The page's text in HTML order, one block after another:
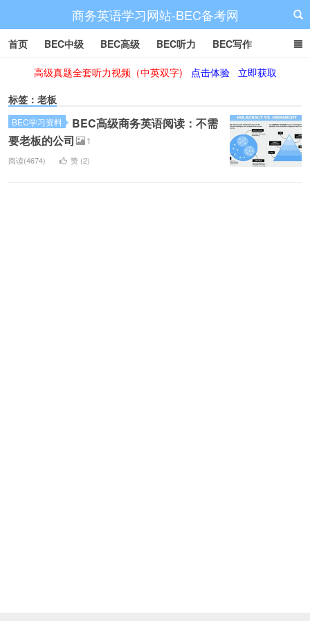
商务英语学习网站-BEC备考网
首页 BEC中级 BEC高级 BEC听力 BEC写作
BEC阅读 BEC词汇 BEC视频 BEC真题 BEC备考
高级真题全套听力视频（中英双字) 点击体验
立即获取
标签：老板
BEC学习资料
BEC高级商务英语阅读：不需
要老板的公司
1
阅读(4674) 赞 (2)